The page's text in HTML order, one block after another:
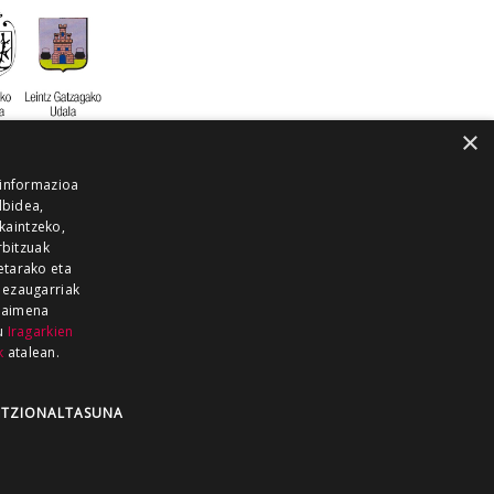
GUKA
GUKA ZUMAIA GUKA
×
eta
Iragarkien
atalean.